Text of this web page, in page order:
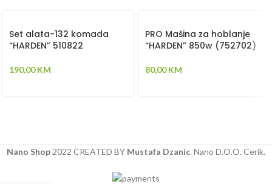
Set alata-132 komada
“HARDEN” 510822
190,00KM
PRO Mašina za hoblanje
“HARDEN” 850w (752702)
80,00KM
Nano Shop2022 CREATED BY Mustafa Dzanic. Nano D.O.O. Cerik.